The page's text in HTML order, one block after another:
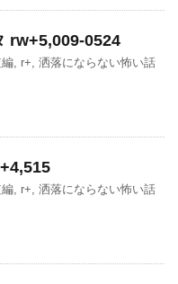
rw+5,009-0524
, r+, 洒落にならない怖い話
, r+, 洒落にならない怖い話